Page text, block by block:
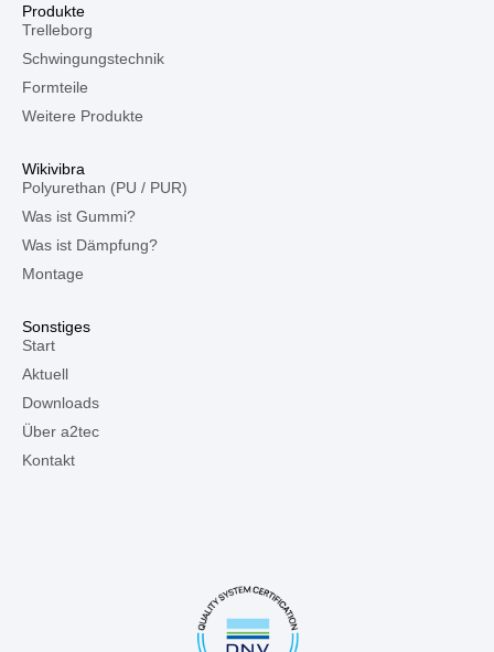
Produkte
Trelleborg
Schwingungstechnik
Formteile
Weitere Produkte
Wikivibra
Polyurethan (PU / PUR)
Was ist Gummi?
Was ist Dämpfung?
Montage
Sonstiges
Start
Aktuell
Downloads
Über a2tec
Kontakt